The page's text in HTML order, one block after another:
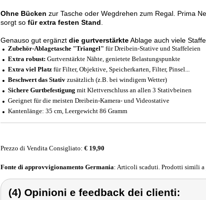
Ohne Bücken zur Tasche oder Wegdrehen zum Regal. Prima
sorgt so für extra festen Stand
Genauso gut ergänzt die gurtverstärkteAblage auch viele
Zubehör-Ablagetasche "Triangel" für Dreibein-Stative und Staffeleien
Extra robust: Gurtverstärkte Nähte, genietete Belastungspunkte
Extra viel Platz für Filter, Objektive, Speicherkarten, Filter, Pinsel...
Beschwert das Stativ zusätzlich (z.B. bei windigem Wetter)
Sichere Gurtbefestigung mit Klettverschluss an allen 3 Stativbeinen
Geeignet für die meisten Dreibein-Kamera- und Videostative
Kantenlänge: 35 cm, Leergewicht 86 Gramm
Prezzo di Vendita Consigliato: € 19,90
Fonte di approvvigionamento Germania: Articoli scaduti. Prodotti simili a
(4) Opinioni e feedback dei clienti: